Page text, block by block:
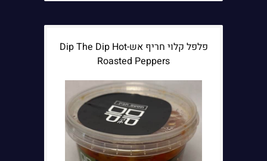
פלפל קלוי חריף אש-Dip The Dip Hot
Roasted Peppers